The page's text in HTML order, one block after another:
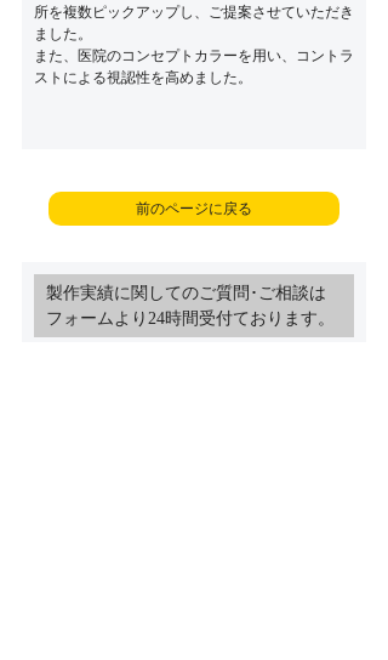
所を複数ピックアップし、ご提案させていただき
ました。
また、医院のコンセプトカラーを用い、コントラ
ストによる視認性を高めました。
前のページに戻る
製作実績に関してのご質問･ご相談は
フォームより24時間受付ております。